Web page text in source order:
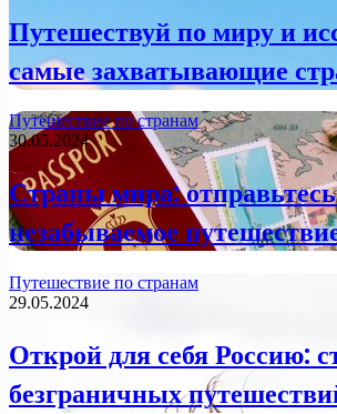
Путешествуй по миру и
самые захватывающие
Путешествие по странам
30.05.2024
Страны мира:
незабываемое
Путешествие по странам
29.05.2024
Открой для себя Россию:
безграничных